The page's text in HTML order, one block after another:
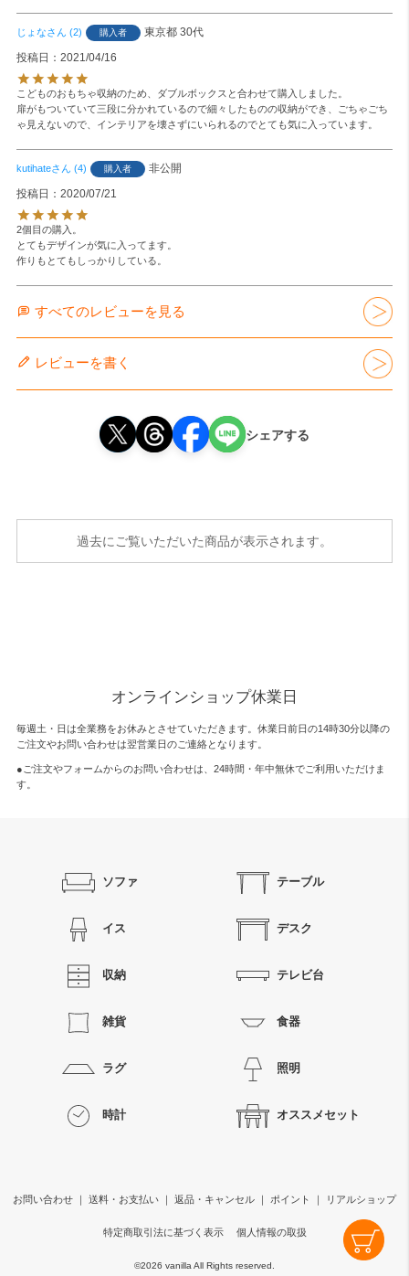
じょな 2 購入者 東京都 30代
投稿日
2021/04/16
こどものおもちゃ収納のため、ダブルボックスと合わせて購入しました。
扉がもついていて三段に分かれているので細々したものの収納ができ、ごちゃごち
ゃ見えないので、インテリアを壊さずにいられるのでとても気に入っています。
kutihate 4 購入者
非公開
投稿日
2020/07/21
2個目の購入。
とてもデザインが気に入ってます。
作りもとてもしっかりしている。
すべてのレビューを見る
レビューを書く
シェアする
過去にご覧いただいた商品が表示されます。
オンラインショップ休業日
毎週土・日は全業務をお休みとさせていただきます。休業日前日の14時30分以降の
ご注文やお問い合わせは翌営業日のご連絡となります。
●ご注文やフォームからのお問い合わせは、 24時間・年中無休でご利用いただけま
す。
ソファ テーブル
イス デスク
収納 テレビ台
雑貨 食器
ラグ 照明
時計 オススメセット
お問い合わせ ｜ 送料・お支払い ｜ 返品・キャンセル ｜ ポイント ｜ リアルショップ
特定商取引法に基づく表示 個人情報の取扱
©2026 vanilla All Rights reserved.